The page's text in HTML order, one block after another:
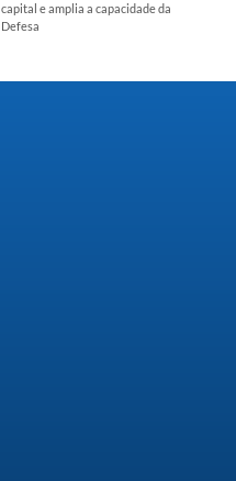
capital e amplia a capacidade da
Defesa